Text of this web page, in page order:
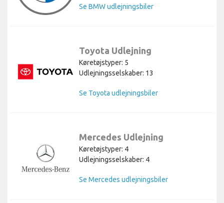
Se BMW udlejningsbiler
Toyota Udlejning
Køretøjstyper: 5
Udlejningsselskaber: 13
Se Toyota udlejningsbiler
Mercedes Udlejning
Køretøjstyper: 4
Udlejningsselskaber: 4
Se Mercedes udlejningsbiler